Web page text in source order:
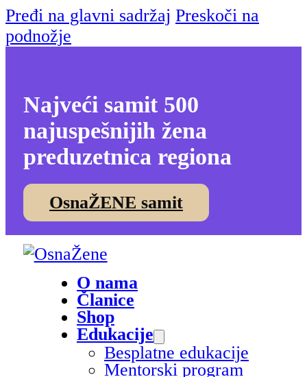
Pređi na glavni sadržaj Preskoči na
podnožje
Najveći samit 500
najuspešnijih žena
preduzetnica regiona
OsnaŽENE samit
O nama
Članice
Shop
Edukacije
Besplatne edukacije
Mentorski program